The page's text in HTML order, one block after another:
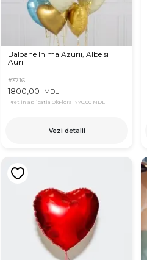
Baloane Inima Azurii, Albe si
Aurii
#3716
1800,00 MDL
Pret in aplicatia OkFlora 1770,00 MDL
Vezi detalii